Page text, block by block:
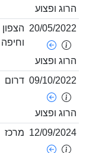
ופצוע
20/05/
ופצוע
הצפון
וחיפה
09/10/
ופצוע
דרום
12/09/ מרכז